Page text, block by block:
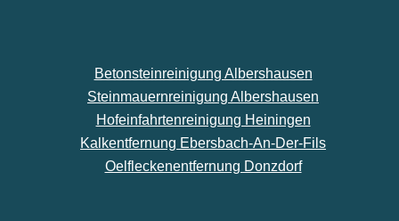
Betonsteinreinigung Albershausen
Steinmauernreinigung Albershausen
Hofeinfahrtenreinigung Heiningen
Kalkentfernung Ebersbach-An-Der-Fils
Oelfleckenentfernung Donzdorf